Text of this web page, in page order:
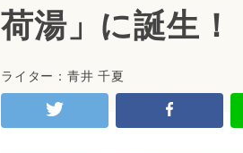
荷湯」に誕生！
ライター：青井 千夏